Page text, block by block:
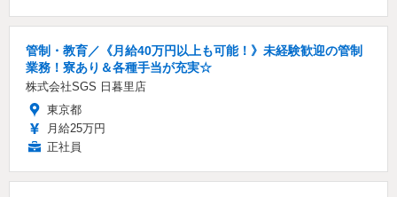
管制・教育／《月給40万円以上も可能！》未経験歓迎の管制
業務！寮あり＆各種手当が充実☆
株式会社SGS 日暮里店
東京都
月給25万円
正社員